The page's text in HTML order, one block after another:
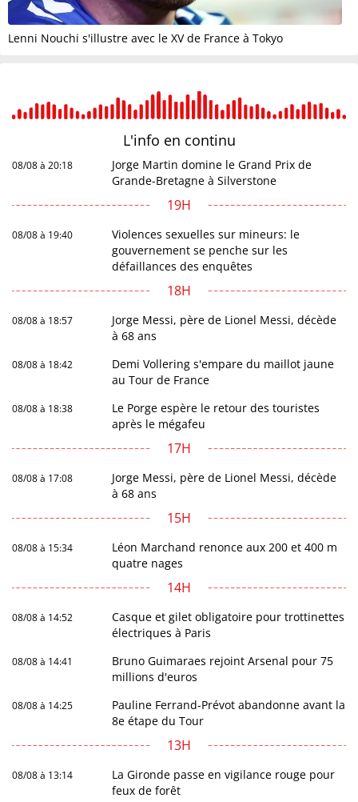
Lenni Nouchi s'illustre avec le XV de France à Tokyo
L'info en continu
08/08 à 20:18
Jorge Martin domine le Grand Prix de
Grande-Bretagne à Silverstone
19H
08/08 à 19:40
Violences sexuelles sur mineurs: le
gouvernement se penche sur les
défaillances des enquêtes
18H
08/08 à 18:57
Jorge Messi, père de Lionel Messi, décède
à 68 ans
08/08 à 18:42
Demi Vollering s'empare du maillot jaune
au Tour de France
08/08 à 18:38
Le Porge espère le retour des touristes
après le mégafeu
17H
08/08 à 17:08
Jorge Messi, père de Lionel Messi, décède
à 68 ans
15H
08/08 à 15:34
Léon Marchand renonce aux 200 et 400 m
quatre nages
14H
08/08 à 14:52
Casque et gilet obligatoire pour trottinettes
électriques à Paris
08/08 à 14:41
Bruno Guimaraes rejoint Arsenal pour 75
millions d'euros
08/08 à 14:25
Pauline Ferrand-Prévot abandonne avant la
8e étape du Tour
13H
08/08 à 13:14
La Gironde passe en vigilance rouge pour
feux de forêt